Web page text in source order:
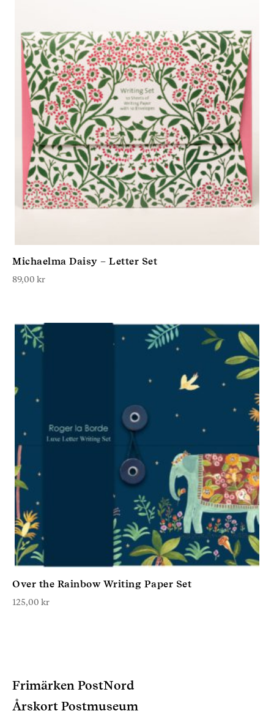
Michaelma Daisy – Letter Set
89,00 kr
Over the Rainbow Writing Paper Set
125,00 kr
Frimärken PostNord
Årskort Postmuseum